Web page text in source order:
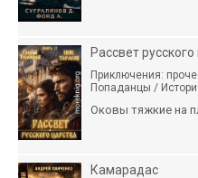
Рассвет
Приключения:
Попаданцы /
Оковы тяжкие на
Камарадас